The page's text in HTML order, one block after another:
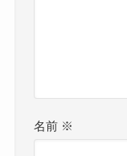
名前 ※